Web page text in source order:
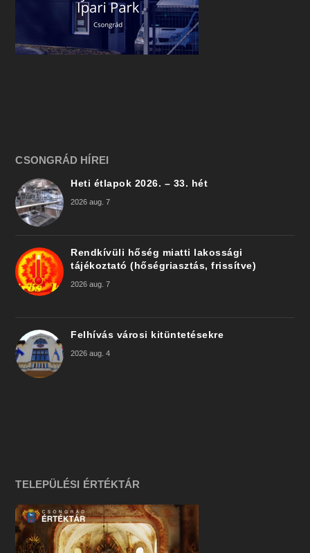
CSONGRÁD HÍREI
Heti étlapok 2026. – 33. hét
2026 aug. 7
Rendkívüli hőség miatti lakossági
tájékoztató (hőségriasztás, frissítve)
2026 aug. 7
Felhívás városi kitüntetésekre
2026 aug. 4
TELEPÜLÉSI ÉRTÉKTÁR